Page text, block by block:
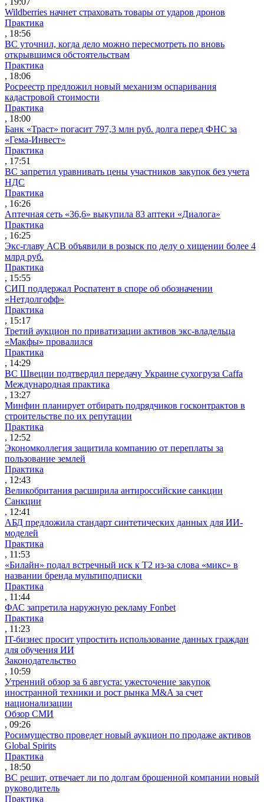
Wildberries начнет страховать товары от ударов дронов
Практика
, 18:56
ВС уточнил, когда дело можно пересмотреть по вновь
открывшимся обстоятельствам
Практика
, 18:06
Росреестр предложил новый механизм оспаривания
кадастровой стоимости
Практика
, 18:00
Банк «Траст» погасит 797,3 млн руб. долга перед ФНС за
«Гема-Инвест»
Практика
, 17:51
ВС запретил уравнивать цены участников закупок без учета
НДС
Практика
, 16:26
Аптечная сеть «36,6» выкупила 83 аптеки «Диалога»
Практика
, 16:25
Экс-главу АСВ объявили в розыск по делу о хищении более 4
млрд руб.
Практика
, 15:55
СИП поддержал Роспатент в споре об обозначении
«Нетдолгофф»
Практика
, 15:17
Третий аукцион по приватизации активов экс-владельца
«Макфы» провалился
Практика
, 14:29
ВС Швеции подтвердил передачу Украине сухогруза Caffa
Международная практика
, 13:27
Минфин планирует отбирать подрядчиков госконтрактов в
строительстве по их репутации
Практика
, 12:52
Экономколлегия защитила компанию от переплаты за
пользование землей
Практика
, 12:43
Великобритания расширила антироссийские санкции
Санкции
, 12:41
АБД предложила стандарт синтетических данных для ИИ-
моделей
Практика
, 11:53
«Билайн» подал встречный иск к Т2 из-за слова «микс» в
названии бренда мультиподписки
Практика
, 11:44
ФАС запретила наружную рекламу Fonbet
Практика
, 11:23
IT-бизнес просит упростить использование данных граждан
для обучения ИИ
Законодательство
, 10:59
Утренний обзор за 6 августа: ужесточение закупок
иностранной техники и рост рынка M&A за счет
национализации
Обзор СМИ
, 09:26
Росимущество проведет новый аукцион по продаже активов
Global Spirits
Практика
, 18:50
ВС решит, отвечает ли по долгам брошенной компании новый
руководитель
Практика